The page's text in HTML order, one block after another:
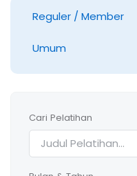
Reguler / Member
Umum
Cari Pelatihan